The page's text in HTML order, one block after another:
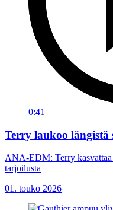
0:41
Terry laukoo längistä
ANA-EDM: Terry kasvattaa
tarjoilusta
01. touko 2026